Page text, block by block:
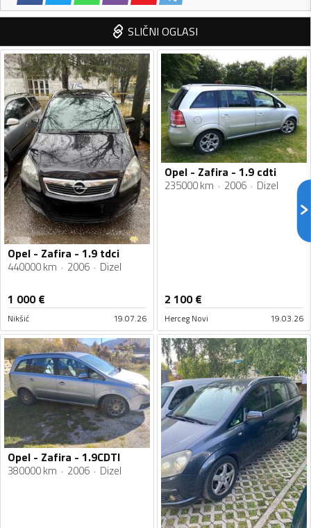
SLIČNI OGLASI
Opel - Zafira - 1.9 tdci
440000 km 2006 Dizel
1 000€
Nikšić 19.07.26
Opel - Zafira - 1.9 cdti
235000 km 2006 Dizel
2 100€
Herceg Novi 19.03.26
Opel - Zafira - 1.9CDTI
380000 km 2006 Dizel